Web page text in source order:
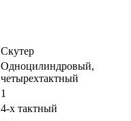
Скутер
Одноцилиндровый,
четырехтактный
1
4-x тактный